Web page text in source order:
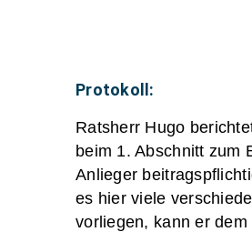
Protokoll:
Ratsherr Hugo
beim 1. Abschnitt zum
Anlieger
es hier viele
vorliegen, kann er